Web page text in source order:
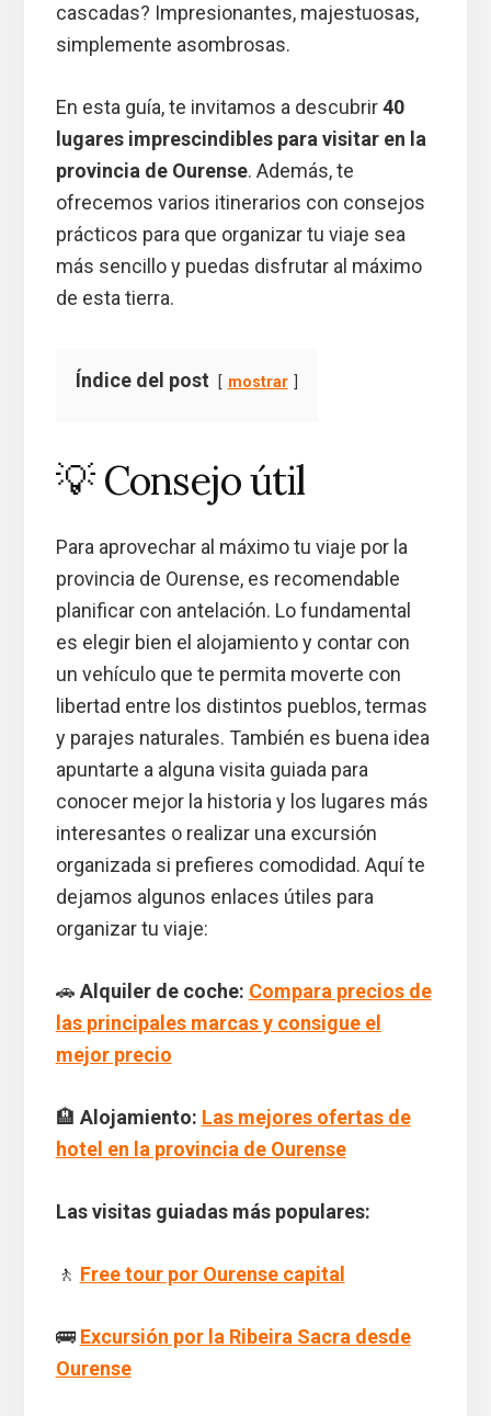
cascadas? Impresionantes, majestuosas,
simplemente asombrosas.
En esta guía, te invitamos a descubrir40
lugares imprescindibles para visitar en la
provincia de Ourense. Además, te
ofrecemos varios itinerarios con consejos
prácticos para que organizar tu viaje sea
más sencillo y puedas disfrutar al máximo
de esta tierra.
Índice del post mostrar
💡 Consejo útil
Para aprovechar al máximo tu viaje por la
provincia de Ourense, es recomendable
planificar con antelación. Lo fundamental
es elegir bien el alojamiento y contar con
un vehículo que te permita moverte con
libertad entre los distintos pueblos, termas
y parajes naturales. También es buena idea
apuntarte a alguna visita guiada para
conocer mejor la historia y los lugares más
interesantes o realizar una excursión
organizada si prefieres comodidad. Aquí te
dejamos algunos enlaces útiles para
organizar tu viaje:
🚗 Alquiler de coche: Compara precios de
las principales marcas y consigue el
mejor precio
🏨 Alojamiento: Las mejores ofertas de
hotel en la provincia de Ourense
Las visitas guiadas más populares:
🚶 Free tour por Ourense capital
🚌 Excursión por la Ribeira Sacra desde
Ourense